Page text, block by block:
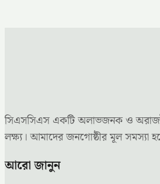
সিএসসিএস একটি অলাভজনক ও
লক্ষ্য। আমাদের জনগোষ্ঠীর মূল সমস্যা
আরো জানুন